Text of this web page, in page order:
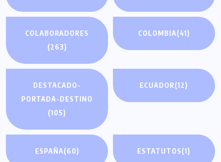
COLABORADORES
(263)
COLOMBIA(41)
DESTACADO-
PORTADA-DESTINO
(105)
ECUADOR(12)
ESPAÑA(60) ESTATUTOS(1)